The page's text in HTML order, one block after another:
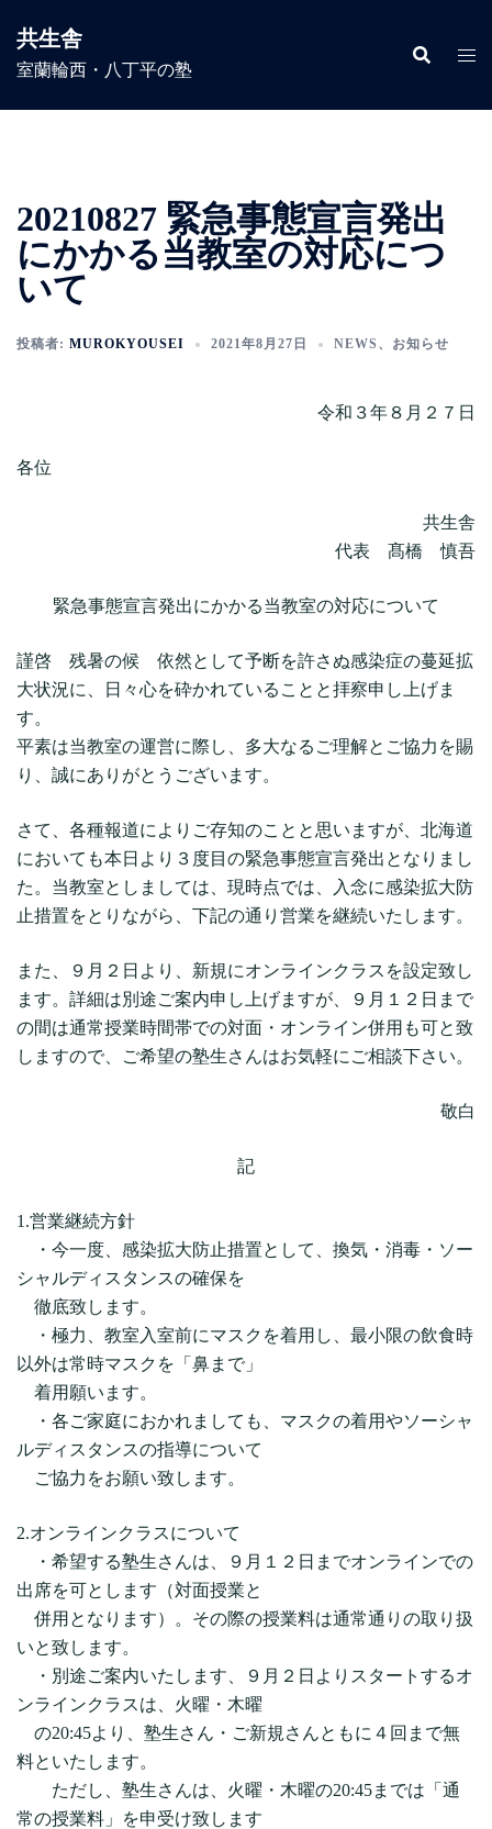
共生舎
室蘭輪西・八丁平の塾
20210827 緊急事態宣言発出
にかかる当教室の対応につ
いて
投稿者: MUROKYOUSEI 2021年8月27日 NEWS 、 お知らせ
令和３年８月２７日
各位
共生舎
代表 髙橋 慎吾
緊急事態宣言発出にかかる当教室の対応について
謹啓 残暑の候 依然として予断を許さぬ感染症の蔓延拡
大状況に、日々心を砕かれていることと拝察申し上げま
す。
平素は当教室の運営に際し、多大なるご理解とご協力を賜
り、誠にありがとうございます。
さて、各種報道によりご存知のことと思いますが、北海道
においても本日より３度目の緊急事態宣言発出となりまし
た。当教室としましては、現時点では、入念に感染拡大防
止措置をとりながら、下記の通り営業を継続いたします。
また、９月２日より、新規にオンラインクラスを設定致し
ます。詳細は別途ご案内申し上げますが、９月１２日まで
の間は通常授業時間帯での対面・オンライン併用も可と致
しますので、ご希望の塾生さんはお気軽にご相談下さい。
敬白
記
1.営業継続方針
・今一度、感染拡大防止措置として、換気・消毒・ソー
シャルディスタンスの確保を
徹底致します。
・極力、教室入室前にマスクを着用し、最小限の飲食時
以外は常時マスクを「鼻まで」
着用願います。
・各ご家庭におかれましても、マスクの着用やソーシャ
ルディスタンスの指導について
ご協力をお願い致します。
2.オンラインクラスについて
・希望する塾生さんは、９月１２日までオンラインでの
出席を可とします（対面授業と
併用となります）。その際の授業料は通常通りの取り扱
いと致します。
・別途ご案内いたします、９月２日よりスタートするオ
ンラインクラスは、火曜・木曜
の20:45より、塾生さん・ご新規さんともに４回まで無
料といたします。
ただし、塾生さんは、火曜・木曜の20:45までは「通
常の授業料」を申受け致します